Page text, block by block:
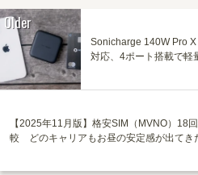
Older
Sonicharge 140W Pro
対応、4ポート搭載で軽
【2025年11月版】格安SIM（MVNO）18
較 どのキャリアもお昼の安定感が出てき